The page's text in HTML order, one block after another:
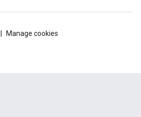
Manage cookies